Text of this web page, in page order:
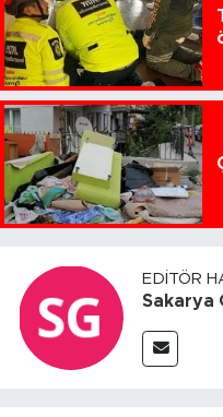
EDITÖR
Sakarya